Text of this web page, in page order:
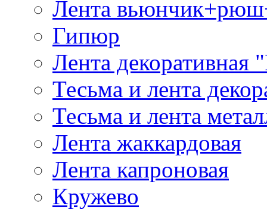
Лента
Гипюр
Лента декоративная
Тесьма и лента
Тесьма и лента
Лента жаккардовая
Лента капроновая
Кружево